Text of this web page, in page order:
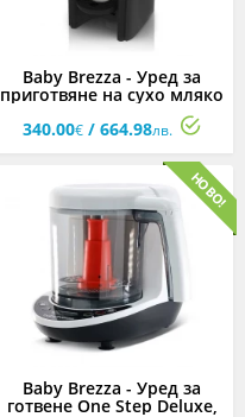
Baby Brezza - Уред за
приготвяне на сухо мляко
Formula Pro Advanced,
Black
340.00€ / 664.98лв.
Baby Brezza - Уред за
готвене One Step Deluxe,